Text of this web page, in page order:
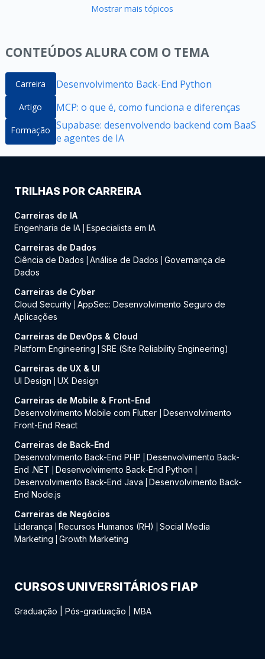
Mostrar mais tópicos
CONTEÚDOS ALURA COM O TEMA
Carreira Desenvolvimento Back-End Python
Artigo MCP: o que é, como funciona e diferenças
Formação Supabase: desenvolvendo backend com BaaS
e agentes de IA
TRILHAS POR CARREIRA
Carreiras de IA
Engenharia de IA Especialista em IA
Carreiras de Dados
Ciência de Dados
Análise de Dados
Governança de
Dados
Carreiras de Cyber
Cloud Security AppSec: Desenvolvimento Seguro de
Aplicações
Carreiras de DevOps & Cloud
Platform Engineering
SRE (Site Reliability Engineering)
Carreiras de UX & UI
UI Design
UX Design
Carreiras de Mobile & Front-End
Desenvolvimento Mobile com Flutter
Desenvolvimento
Front-End React
Carreiras de Back-End
Desenvolvimento Back-End PHP
Desenvolvimento Back-
End .NET
Desenvolvimento Back-End Python
Desenvolvimento Back-End Java
Desenvolvimento Back-
End Node.js
Carreiras de Negócios
Liderança
Recursos Humanos (RH)
Social Media
Marketing
Growth Marketing
CURSOS UNIVERSITÁRIOS FIAP
Graduação Pós-graduação MBA